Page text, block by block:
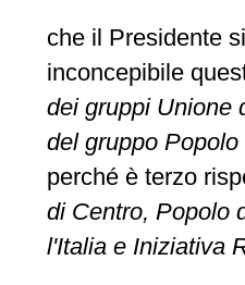
che il Presidente
inconcepibile
dei gruppi Unione
del gruppo
perché è terzo
di Centro, Popolo
l'Italia e Iniziativa